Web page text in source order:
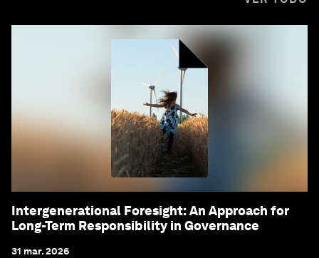
Intergenerational Foresight: An Approach for
Long-Term Responsibility in Governance
31 mar. 2026